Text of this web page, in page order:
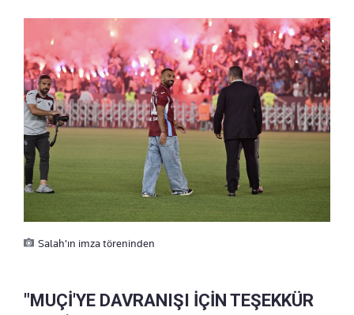
Salah'ın imza töreninden
"MUÇİ'YE DAVRANIŞI İÇİN TEŞEKKÜR